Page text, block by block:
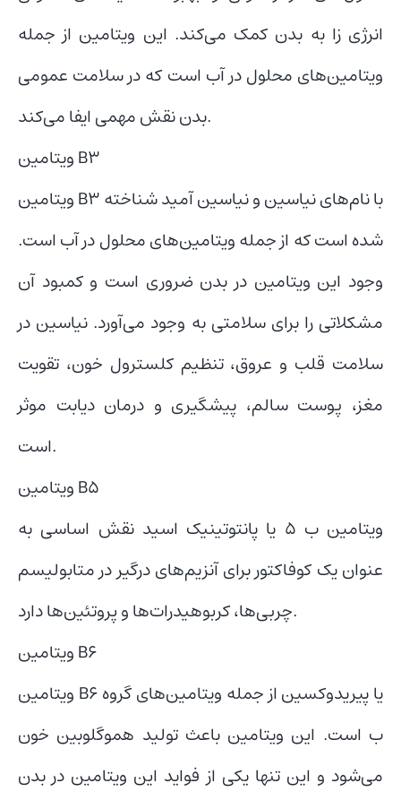
انرژی زا به بدن کمک می‌کند. این ویتامین از جمله
ویتامین‌‌های محلول در آب است که در سلامت عمومی
بدن نقش مهمی ایفا می‌‌کند.
ویتامین B3
ویتامین B3 با نام‌‌های نیاسین و نیاسین آمید شناخته
شده است که از جمله ویتامین‌‌های محلول در آب است.
وجود این ویتامین در بدن ضروری است و کمبود آن
مشکلاتی را برای سلامتی به وجود می‌‌آورد. نیاسین در
سلامت قلب و عروق، تنظیم کلسترول خون، تقویت
مغز، پوست سالم، پیشگیری و درمان دیابت موثر
است.
ویتامین B5
ویتامین ب 5 یا پانتوتینیک اسید نقش اساسی به
عنوان یک کوفاکتور برای آنزیم‌های درگیر در متابولیسم
چربی‌ها، کربوهیدرات‌ها و پروتئین‌ها دارد.
ویتامین B6
ویتامین B6 یا پیریدوکسین از جمله ویتامین‌‌های گروه
ب است. این ویتامین باعث تولید هموگلوبین خون
می‌شود و این تنها یکی از فواید این ویتامین در بدن